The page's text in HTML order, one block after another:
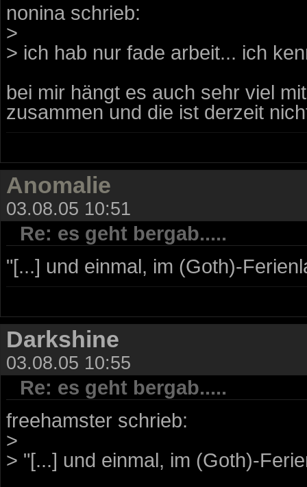
nonina schrieb:
>
> ich hab nur fade arbeit... ich
bei mir hängt es auch sehr viel
zusammen und die ist derzeit
Anomalie
03.08.05 10:51
Re: es geht bergab.....
"[...] und einmal, im (Goth)-
Darkshine
03.08.05 10:55
Re: es geht bergab.....
freehamster schrieb:
>
> "[...] und einmal, im (Goth)-